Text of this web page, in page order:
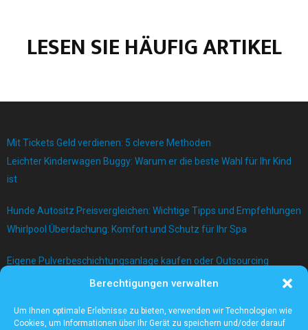
Berechtigungen verwalten
Um Ihnen optimale Erlebnisse zu bieten, verwenden wir Technologien wie
Cookies, um Informationen über Ihr Gerät zu speichern und/oder darauf
LESEN SIE HÄUFIG ARTIKEL
Mit Tickets Geld verdienen: 5 clevere Methoden
Leichter Kinderwagen Buggy: Warum er die beste Wahl für Ihr Kind
ist
Hunde Autositz Preisvergleichen: Wichtige Tipps und Empfehlungen
Whirlpool Überdachung: Komfort und Schutz für Ihr Spa
Eigene Pulverbeschichtungsanlage kaufen oder Outsourcing
Bau einer Mauer mit Betonblock